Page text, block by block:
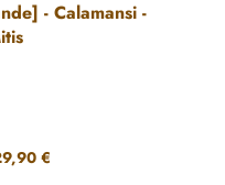
- Calamansi -
€